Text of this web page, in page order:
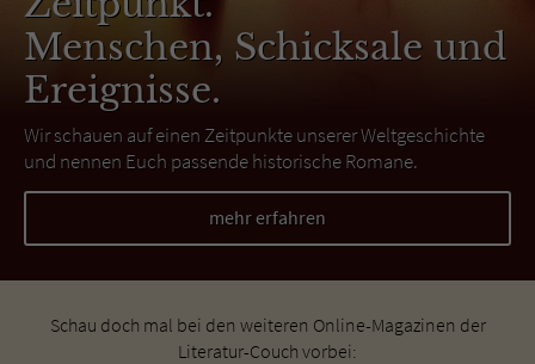
Menschen, Schicksale und
Ereignisse.
Wir schauen auf einen Zeitpunkte unserer Weltgeschichte
und nennen Euch passende historische Romane.
mehr erfahren
Schau doch mal bei den weiteren Online-Magazinen der
Literatur-Couch vorbei: